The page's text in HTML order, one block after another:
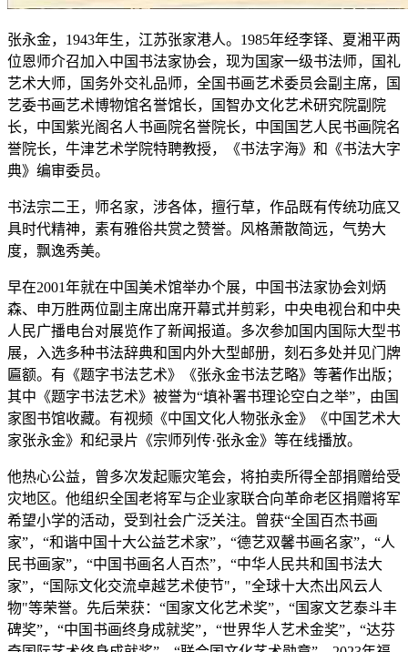
张永金，1943年生，江苏张家港人。1985年经李铎、夏湘平两
位恩师介召加入中国书法家协会，现为国家一级书法师，国礼
艺术大师，国务外交礼品师，全国书画艺术委员会副主席，国
艺委书画艺术博物馆名誉馆长，国智办文化艺术研究院副院
长，中国紫光阁名人书画院名誉院长，中国国艺人民书画院名
誉院长，牛津艺术学院特聘教授，《书法字海》和《书法大字
典》编审委员。
书法宗二王，师名家，涉各体，擅行草，作品既有传统功底又
具时代精神，素有雅俗共赏之赞誉。风格萧散简远，气势大
度，飘逸秀美。
早在2001年就在中国美术馆举办个展，中国书法家协会刘炳
森、申万胜两位副主席出席开幕式并剪彩，中央电视台和中央
人民广播电台对展览作了新闻报道。多次参加国内国际大型书
展，入选多种书法辞典和国内外大型邮册，刻石多处并见门牌
匾额。有《题字书法艺术》《张永金书法艺略》等著作出版；
其中《题字书法艺术》被誉为“填补署书理论空白之举”，由国
家图书馆收藏。有视频《中国文化人物张永金》《中国艺术大
家张永金》和纪录片《宗师列传·张永金》等在线播放。
他热心公益，曾多次发起赈灾笔会，将拍卖所得全部捐赠给受
灾地区。他组织全国老将军与企业家联合向革命老区捐赠将军
希望小学的活动，受到社会广泛关注。曾获“全国百杰书画
家”，“和谐中国十大公益艺术家”，“德艺双馨书画名家”，“人
民书画家”，“中国书画名人百杰”，“中华人民共和国书法大
家”，“国际文化交流卓越艺术使节"，"全球十大杰出风云人
物"等荣誉。先后荣获：“国家文化艺术奖”，“国家文艺泰斗丰
碑奖”，“中国书画终身成就奖”，“世界华人艺术金奖”，“达芬